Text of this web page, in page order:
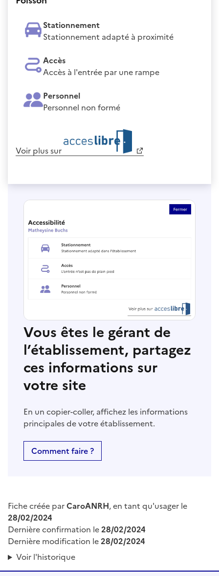
Stationnement
Stationnement adapté à proximité
Accès
Accès à l'entrée par une rampe
Personnel
Personnel non formé
Voir plus sur
Vous êtes le gérant de
l’établissement, partagez
ces informations sur
votre site
En un copier-coller, affichez les informations
principales de votre établissement.
Comment faire ?
Fiche créée parCaroANRH, en tant qu'usager le
28/02/2024
Dernière confirmation le28/02/2024
Dernière modification le28/02/2024
Voir l'historique